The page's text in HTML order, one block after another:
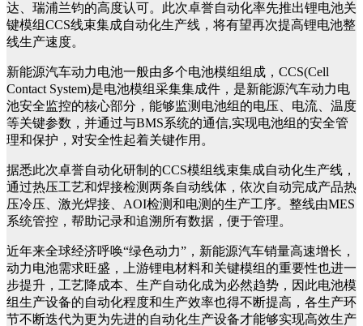
达、瑞浦兰钧的高度认可。此次卓誉自动化率先推出锂电池关
键模组CCS线束集成自动化生产线，将有望再次提高锂电池整
线生产速度。
新能源汽车动力电池一般由多个电池模组组成，CCS(Cell
Contact System)是电池模组采集集成件，是新能源汽车动力电
池安全监控的核心部分，能够监测电池组的电压、电流、温度
等关键参数，并通过与BMS系统的通信,实现电池组的安全管
理和保护，对安全性起着关键作用。
据悉此次卓誉自动化研制的CCS模组线束集成自动化生产线，
通过热压工艺和焊接检测两条自动线体，依次自动完成产品热
压冷压、激光焊接、AOI检测和电测的生产工序。整线由MES
系统管控，帮助记录和追溯所有数据，便于管理。
近年来全球经济呼唤“绿色动力”，新能源汽车销量高速增长，
动力电池需求旺盛，上游锂电材料和关键模组的重要性也进一
步提升，工艺降成本、生产自动化成为必然趋势，因此电池模
组生产设备的自动化程度和生产效率也得不断提高，各生产环
节不断迭代为更为先进的自动化生产设备才能够实现高效生产